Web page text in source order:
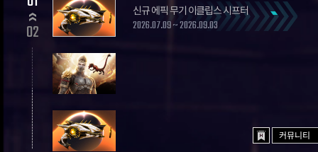
이벤트
신규 에픽 무기 이클립스 시프터
2026.07.09 ~ 2026.09.03
02
커뮤니티